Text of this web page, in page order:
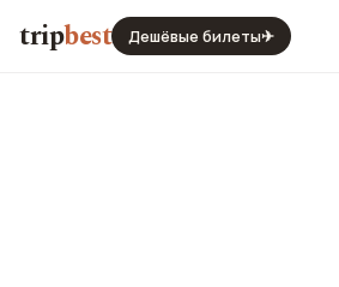
tripbest Дешёвые билеты✈